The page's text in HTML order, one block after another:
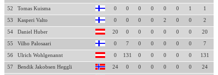
52 Tomas Kuisma 0 0 0 0 0 0 1 1
53 Kasperi Valto 0 0 0 0 2 0 0 2
54 Daniel Huber 20 0 0 0 0 0 0 20
55 Vilho Palosaari 0 7 0 0 0 0 0 7
56 Ulrich Wohlgenannt 0 131 0 0 0 0 0 131
57 Bendik Jakobsen Heggli 24 0 0 0 0 0 0 24